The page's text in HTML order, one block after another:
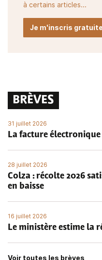
à certains articles...
Je m'inscris
BRÈVES
31 juillet 2026
La facture
28 juillet 2026
Colza : récolte 2026
en baisse
16 juillet 2026
Le ministère estime la
Voir toutes les brèves